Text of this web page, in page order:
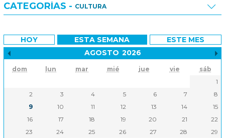
CATEGORÍAS - CULTURA
Planeamiento
Interior
Producción
HOY ESTA SEMANA
ESTE MES
AGOSTO 2026
dom lun mar mié jue vie
sáb
1
2
3 4 5 6 7
8
9
10 11 12 13 14
15
16
17 18 19 20 21
22
23
24 25 26 27 28
29